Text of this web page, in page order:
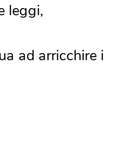
leggi,
ad arricchire i